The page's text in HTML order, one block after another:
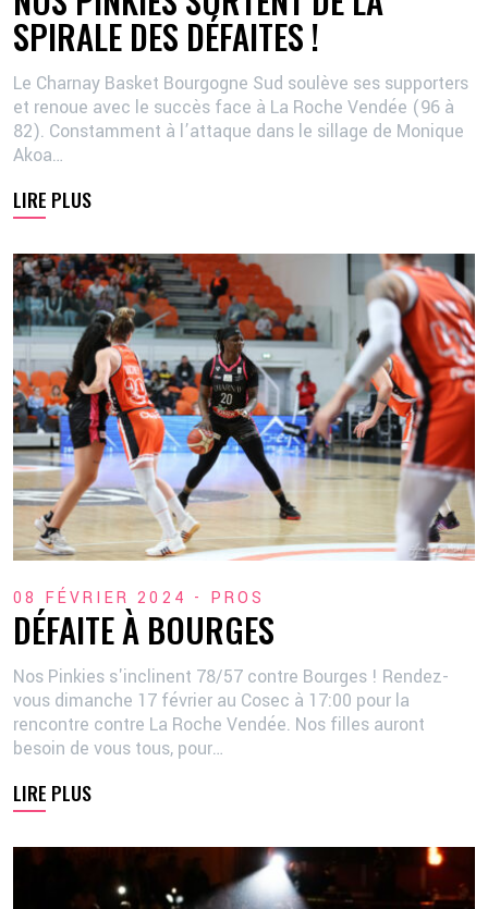
SPIRALE DES DÉFAITES !
Le Charnay Basket Bourgogne Sud soulève ses supporters
et renoue avec le succès face à La Roche Vendée (96 à
82). Constamment à l’attaque dans le sillage de Monique
Akoa…
LIRE PLUS
08 FÉVRIER 2024 - PROS
DÉFAITE À BOURGES
Nos Pinkies s'inclinent 78/57 contre Bourges ! Rendez-
vous dimanche 17 février au Cosec à 17:00 pour la
rencontre contre La Roche Vendée. Nos filles auront
besoin de vous tous, pour…
LIRE PLUS